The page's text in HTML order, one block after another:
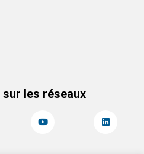
sur les réseaux